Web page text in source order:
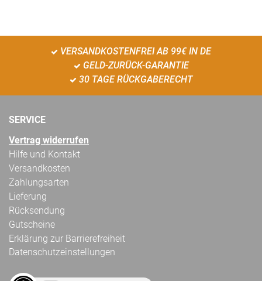
VERSANDKOSTENFREI AB 99€ IN DE
GELD-ZURÜCK-GARANTIE
30 TAGE RÜCKGABERECHT
SERVICE
Vertrag widerrufen
Hilfe und Kontakt
Versandkosten
Zahlungsarten
Lieferung
Rücksendung
Gutscheine
Erklärung zur Barrierefreiheit
Datenschutzeinstellungen